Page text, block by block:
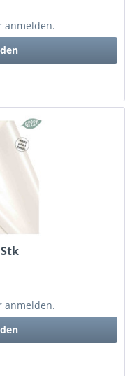
anmelden.
anmelden.